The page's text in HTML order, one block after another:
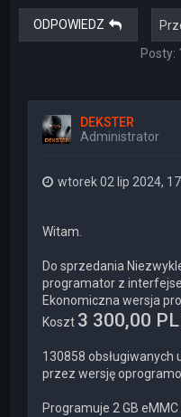
ODPOWIEDZ
Posty:
DEKSTER
Administrator
wtorek 02 lip 2024,
Witam.
Do sprzedania
programator z
Ekonomiczna wersja
Koszt 3 300,00
130858
przez wersję
Programuje 2 GB